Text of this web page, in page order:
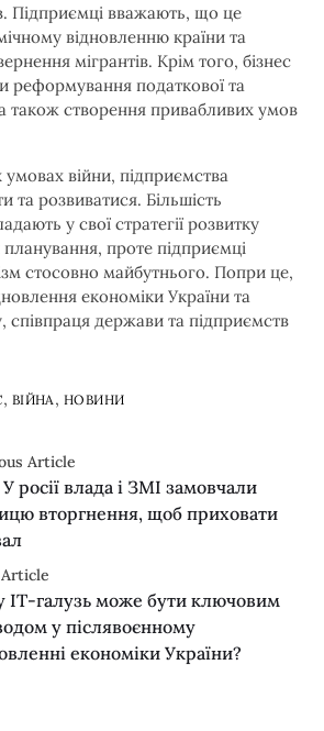
Підприємці вважають, що це
відновленню країни та
мігрантів. Крім того, бізнес
реформування податкової та
також створення привабливих умов
умовах війни, підприємства
та розвиватися. Більшість
у свої стратегії розвитку
планування, проте підприємці
стосовно майбутнього. Попри це,
економіки України та
співпраця держави та підприємств
, ВІЙНА , НОВИНИ
Article
росії влада і ЗМІ замовчали
вторгнення, щоб приховати
ІТ-галузь може бути ключовим
у післявоєнному
економіки України?